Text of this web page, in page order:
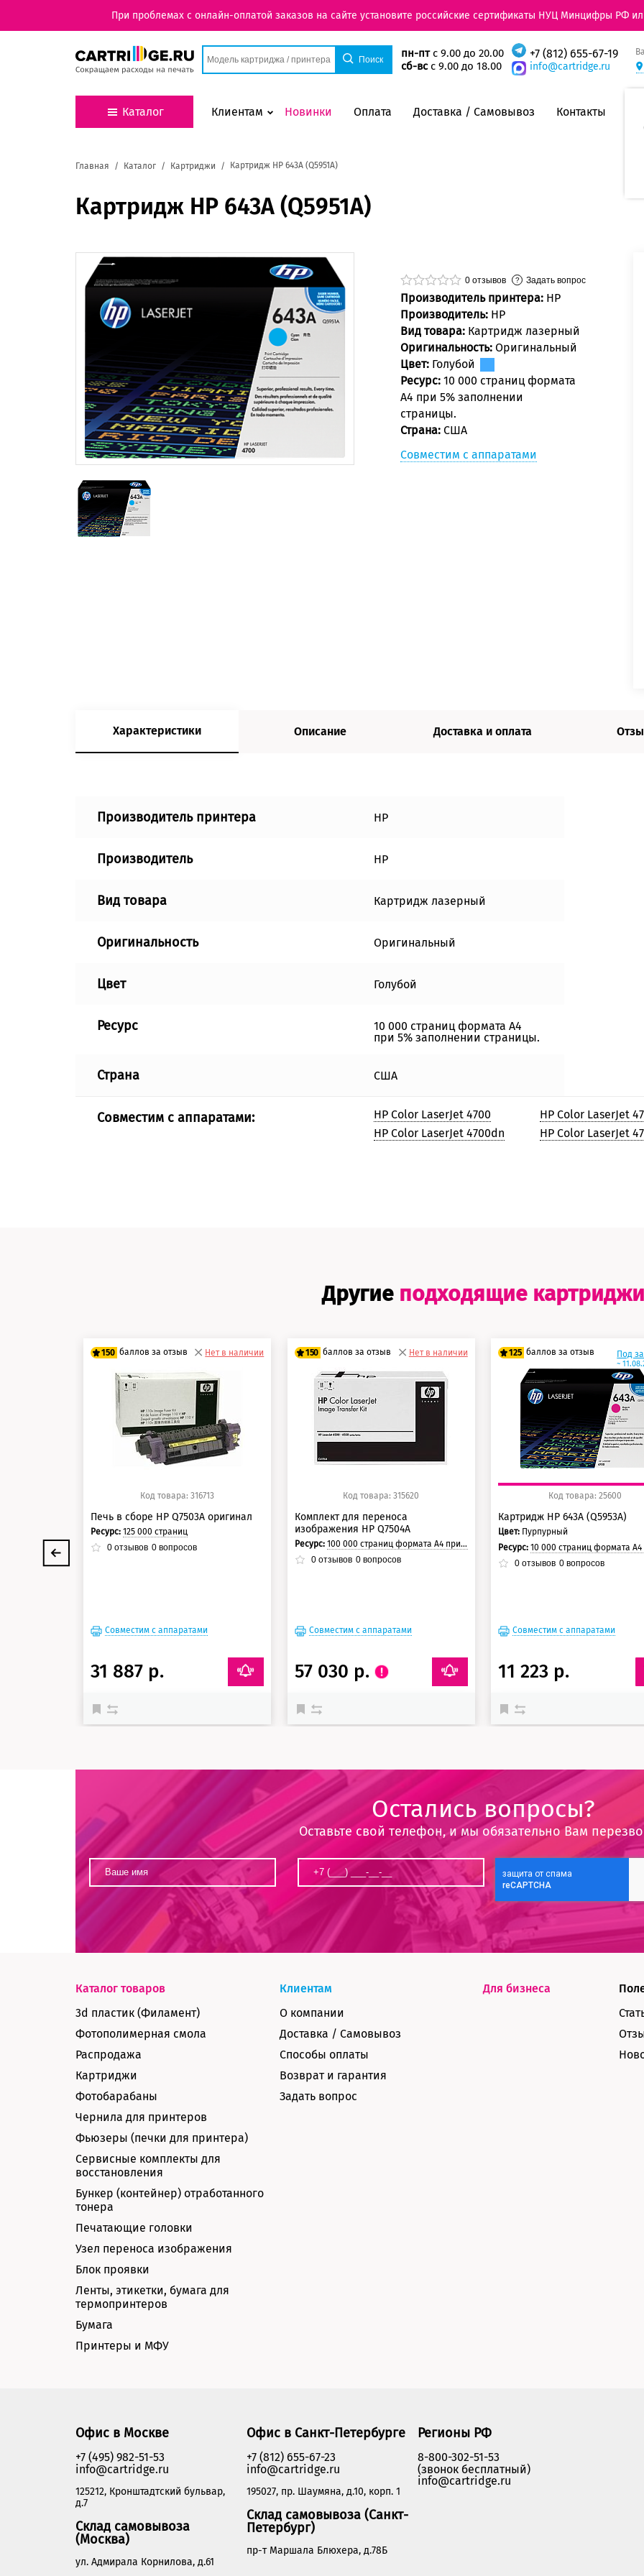
При проблемах с онлайн-оплатой заказов на сайте установите российские сертификаты НУЦ Минцифры РФ
пн-птс 9.00 до 20.00
сб-всс 9.00 до 18.00
+7 (812) 655-67-19
info@cartridge.ru
Каталог Клиентам Новинки Оплата Доставка / Самовывоз Контакты
Главная Каталог Картриджи Картридж HP 643A (Q5951A)
Картридж HP 643A (Q5951A)
0 отзывов Задать вопрос
Производитель принтера: HP
Производитель: HP
Вид товара: Картридж лазерный
Оригинальность: Оригинальный
Цвет: Голубой
Ресурс: 10 000 страниц формата
А4 при 5% заполнении
страницы.
Страна: США
Совместим с аппаратами
Характеристики Описание Доставка и оплата
Производитель принтера HP
Производитель HP
Вид товара Картридж лазерный
Оригинальность Оригинальный
Цвет Голубой
Ресурс
10 000 страниц формата А4
при 5% заполнении страницы.
Страна США
Совместим с аппаратами:
HP Color LaserJet 4700
HP Color LaserJet 4700dn
HP Color LaserJet
HP Color LaserJet
Другие подходящие картриджи
150 баллов за отзыв
125 баллов
150 баллов
Нет в наличии
Код товара: 316713
Печь в сборе HP Q7503A оригинал
Ресурс:125 000 страниц
0 отзывов 0 вопросов
Совместим с аппаратами
31 887 р.
150 баллов за отзыв
125 баллов
150 баллов
Нет в наличии
Код товара: 315620
Комплект для переноса
изображения HP Q7504A
Ресурс: 100 000 страниц формата А4 при 5% заполнении страницы.
0отзывов 0вопросов
Совместим с аппаратами
57 030 р.
125 баллов за отзыв
100 баллов
Под
~
Код товара: 25600
Картридж HP 643A (Q5953A)
Цвет: Пурпурный
Ресурс:10 000 страниц формата А4 при 5% заполнении
0 отзывов 0 вопросов
Совместим с аппаратами
11 223 р.
Остались вопросы?
Оставьте свой телефон, и мы обязательно Вам
Каталог товаров
3d пластик (Филамент)
Фотополимерная смола
Распродажа
Картриджи
Фотобарабаны
Чернила для принтеров
Фьюзеры (печки для принтера)
Сервисные комплекты для
восстановления
Бункер (контейнер) отработанного
тонера
Печатающие головки
Узел переноса изображения
Блок проявки
Ленты, этикетки, бумага для
термопринтеров
Бумага
Принтеры и МФУ
Клиентам
О компании
Доставка / Самовывоз
Способы оплаты
Возврат и гарантия
Задать вопрос
Для бизнеса
Офис в Москве
+7 (495) 982-51-53
info@cartridge.ru
125212, Кронштадтский бульвар,
д.7
Склад самовывоза
(Москва)
ул. Адмирала Корнилова, д.61
Офис в Санкт-Петербурге
+7 (812) 655-67-23
info@cartridge.ru
195027, пр. Шаумяна, д.10, корп. 1
Склад самовывоза (Санкт-
Петербург)
пр-т Маршала Блюхера, д.78Б
Регионы РФ
8-800-302-51-53
(звонок бесплатный)
info@cartridge.ru